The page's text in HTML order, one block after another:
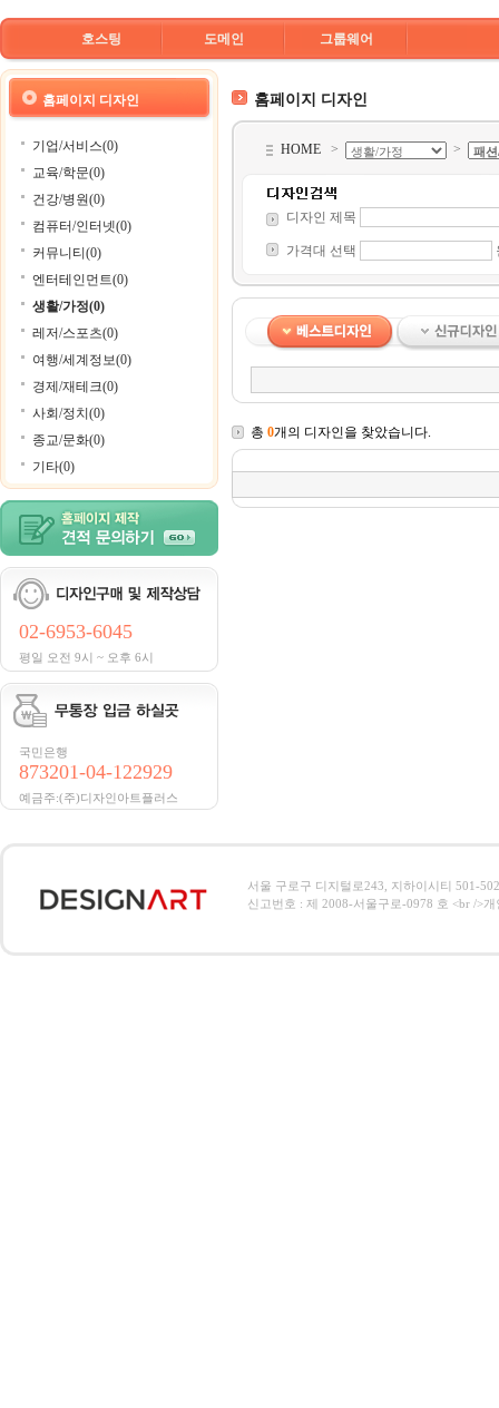
호스팅 도메인 그룹웨어
홈페이지 디자인
기업/서비스(0)
교육/학문(0)
건강/병원(0)
컴퓨터/인터넷(0)
커뮤니티(0)
엔터테인먼트(0)
생활/가정(0)
레저/스포츠(0)
여행/세계정보(0)
경제/재테크(0)
사회/정치(0)
종교/문화(0)
기타(0)
02-6953-6045
평일 오전 9시 ~ 오후 6시
국민은행
873201-04-122929
예금주:(주)디자인아트플러스
홈페이지 디자인
HOME > >
디자인 제목
가격대 선택
총 0개의 디자인을 찾았습니다.
서울 구로구 디지털로243, 지하이시티 501-
신고번호 : 제 2008-서울구로-0978 호 <br />